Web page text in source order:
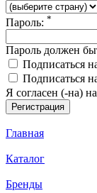
Пароль: *
Пароль должен
Подписаться
Подписаться
Я согласен (-на) на
Главная
Каталог
Бренды